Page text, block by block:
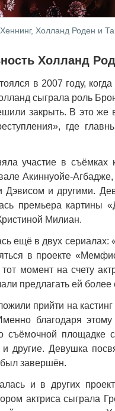
Холланд Роден и
Холланд
в 2007 году,
сыграла роль
закрыть. В это же
где
участие в съёмках
Акиннуойе-
и другими.
премьера картины
Милиан.
ещё в двух
в проекте
момент на счету
предлагать ей
прийти на
благодаря
съёмочной площадке
другие. Девушка
завершён.
и в других
актриса сыграла